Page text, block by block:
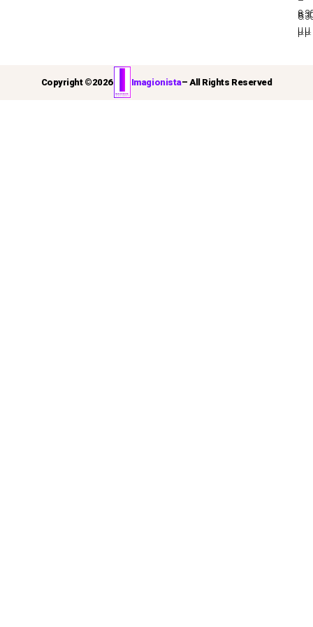
μ.μ.
μ.μ.
Copyright ©2026 Imagionista– All Rights Reserved